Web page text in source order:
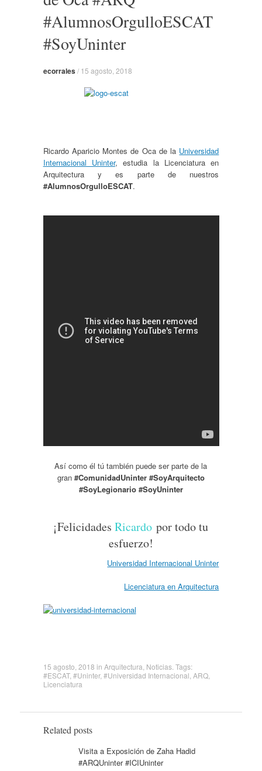
#AlumnosOrgulloESCAT
#SoyUninter
ecorrales/ 15 agosto, 2018
Ricardo Aparicio Montes de Oca de la Universidad
Internacional Uninter, estudia la Licenciatura en
Arquitectura y es parte de nuestros
#AlumnosOrgulloESCAT.
Así como él tú también puede ser parte de la
gran #ComunidadUninter #SoyArquitecto
#SoyLegionario #SoyUninter
¡FelicidadesRicardopor todo tu
esfuerzo!
Universidad Internacional Uninter
Licenciatura en Arquitectura
15 agosto, 2018 in Arquitectura Noticias. Tags:
#ESCAT, #Uninter, #Universidad Internacional ARQ,
Licenciatura
Related posts
Visita a Exposición de Zaha Hadid
#ARQUninter #ICIUninter